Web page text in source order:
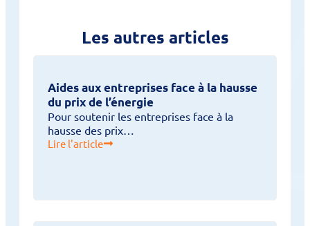
Les autres articles
Aides aux entreprises face à la hausse
du prix de l’énergie
Pour soutenir les entreprises face à la
hausse des prix…
Lire l'article